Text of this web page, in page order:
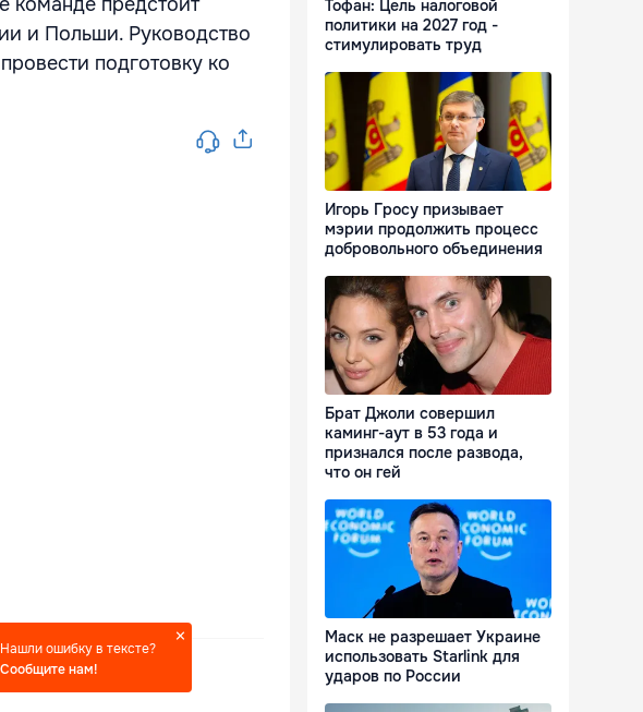
и Польши. Руководство
подготовку ко
Нашли ошибку в тексте?
Сообщите нам!
Тофан: Цель налоговой
политики на 2027 год -
стимулировать труд
Игорь Гросу призывает
мэрии продолжить процесс
добровольного объединения
Брат Джоли совершил
каминг-аут в 53 года и
признался после развода,
что он гей
Маск не разрешает Украине
использовать Starlink для
ударов по России